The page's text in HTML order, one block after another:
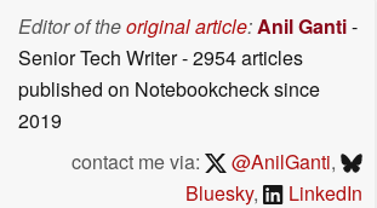
Editor of theoriginal article: Anil Ganti-
Senior Tech Writer- 2954 articles
published on Notebookchecksince
2019
contact me via:
@AnilGanti,
Bluesky, LinkedIn